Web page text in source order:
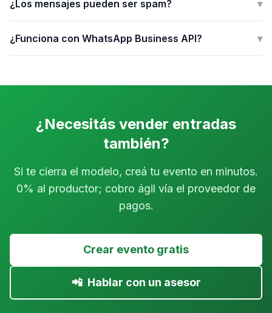
¿Los mensajes pueden ser spam? ▾
¿Funciona con WhatsApp Business API? ▾
¿Necesitás vender entradas
también?
Si te cierra el modelo, creá tu evento en minutos.
0% al productor; cobro ágil vía el proveedor de
pagos.
Crear evento gratis
📲 Hablar con un asesor